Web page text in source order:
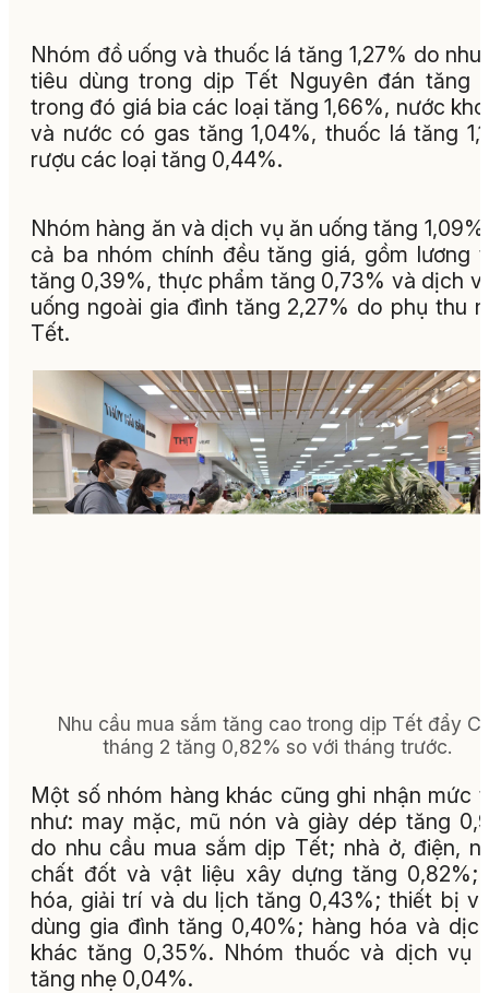
Nhóm đồ uống và thuốc lá tăng 1,27% do nhu
tiêu dùng trong dịp Tết Nguyên đán tăng
trong đó giá bia các loại tăng 1,66%, nước
và nước có gas tăng 1,04%, thuốc lá tăng
rượu các loại tăng 0,44%.
Nhóm hàng ăn và dịch vụ ăn uống tăng
cả ba nhóm chính đều tăng giá, gồm lương
tăng 0,39%, thực phẩm tăng 0,73% và dịch
uống ngoài gia đình tăng 2,27% do phụ thu
Tết.
Nhu cầu mua sắm tăng cao trong dịp Tết đẩy
tháng 2 tăng 0,82% so với tháng trước.
Một số nhóm hàng khác cũng ghi nhận mức
như: may mặc, mũ nón và giày dép tăng
do nhu cầu mua sắm dịp Tết; nhà ở, điện,
chất đốt và vật liệu xây dựng tăng 0,82%;
hóa, giải trí và du lịch tăng 0,43%; thiết bị
dùng gia đình tăng 0,40%; hàng hóa và
khác tăng 0,35%. Nhóm thuốc và dịch vụ
tăng nhẹ 0,04%.